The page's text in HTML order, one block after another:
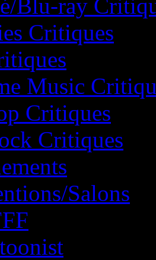
Blu-ray
Critiques
Music
Critiques
Critiques
Salons